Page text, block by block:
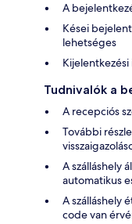
A
Kései
lehetséges
Kijelentkezési
Tudnivalók a
A recepciós
További
A szálláshely
automatikus
A szálláshely
code van